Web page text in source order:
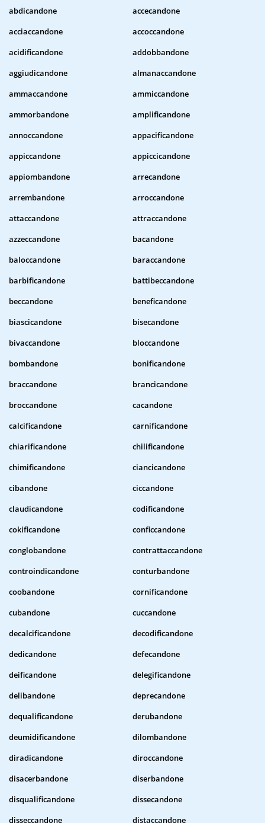
abdicandone
accecandone
acciaccandone
accoccandone
acidificandone
addobbandone
aggiudicandone
almanaccandone
ammaccandone
ammiccandone
ammorbandone
amplificandone
annoccandone
appacificandone
appiccandone
appiccicandone
appiombandone
arrecandone
arrembandone
arroccandone
attaccandone
attraccandone
azzeccandone
bacandone
baloccandone
baraccandone
barbificandone
battibeccandone
beccandone
beneficandone
biascicandone
bisecandone
bivaccandone
bloccandone
bombandone
bonificandone
braccandone
brancicandone
broccandone
cacandone
calcificandone
carnificandone
chiarificandone
chilificandone
chimificandone
ciancicandone
cibandone
ciccandone
claudicandone
codificandone
cokificandone
conficcandone
conglobandone
contrattaccandone
controindicandone
conturbandone
coobandone
cornificandone
cubandone
cuccandone
decalcificandone
decodificandone
dedicandone
defecandone
deificandone
delegificandone
delibandone
deprecandone
dequalificandone
derubandone
deumidificandone
dilombandone
diradicandone
diroccandone
disacerbandone
diserbandone
disqualificandone
dissecandone
disseccandone
distaccandone